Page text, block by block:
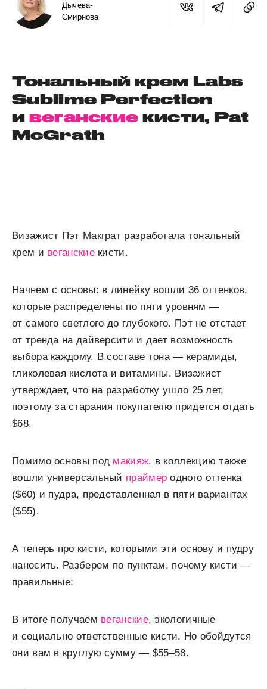
Дычева-
Смирнова
Тональный крем Labs
Sublime Perfection
ивеганские кисти, Pat
McGrath
Визажист Пэт Макграт разработала тональный
крем и веганскиекисти.
Начнем с основы: в линейку вошли 36 оттенков,
которые распределены по пяти уровням —
от самого светлого до глубокого. Пэт не отстает
от тренда на дайверсити и дает возможность
выбора каждому. В составе тона — керамиды,
гликолевая кислота и витамины. Визажист
утверждает, что на разработку ушло 25 лет,
поэтому за старания покупателю придется отдать
$68.
Помимо основы под макияж, в коллекцию также
вошли универсальный праймер одного оттенка
($60) и пудра, представленная в пяти вариантах
($55).
А теперь про кисти, которыми эти основу и пудру
наносить. Разберем по пунктам, почему кисти —
правильные:
В итоге получаем веганские, экологичные
и социально ответственные кисти. Но обойдутся
они вам в круглую сумму — $55–58.